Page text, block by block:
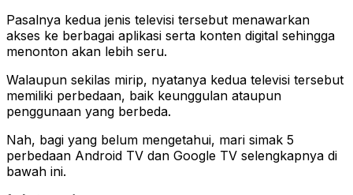
Pasalnya kedua jenis televisi tersebut menawarkan
akses ke berbagai aplikasi serta konten digital sehingga
menonton akan lebih seru.
Walaupun sekilas mirip, nyatanya kedua televisi tersebut
memiliki perbedaan, baik keunggulan ataupun
penggunaan yang berbeda.
Nah, bagi yang belum mengetahui, mari simak 5
perbedaan Android TV dan Google TV selengkapnya di
bawah ini.